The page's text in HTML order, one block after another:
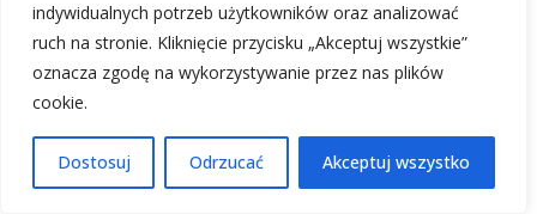
indywidualnych potrzeb użytkowników oraz analizować
ruch na stronie. Kliknięcie przycisku „Akceptuj wszystkie”
oznacza zgodę na wykorzystywanie przez nas plików
cookie.
Dostosuj Odrzucać Akceptuj wszystko
Składy: West Ham – Everton. Zapowiedź meczu i kluczowi
gracze
10 lutego, 2026
Składy UD Almería vs FC Barcelona: Zapowiedź meczu